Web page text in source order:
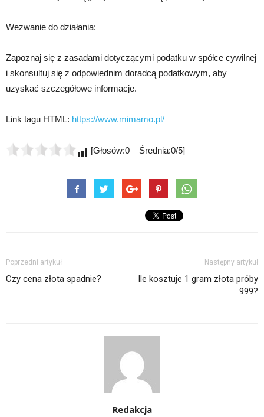
Wezwanie do działania:
Zapoznaj się z zasadami dotyczącymi podatku w spółce cywilnej
i skonsultuj się z odpowiednim doradcą podatkowym, aby
uzyskać szczegółowe informacje.
Link tagu HTML: https://www.mimamo.pl/
[Głosów:0 Średnia:0/5]
Poprzedni artykuł
Czy cena złota spadnie?
Następny artykuł
Ile kosztuje 1 gram złota próby
999?
Redakcja